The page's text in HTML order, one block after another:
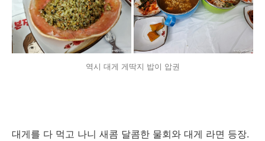
역시 대게 게딱지 밥이 압권
대게를 다 먹고 나니 새콤 달콤한 물회와 대게 라면 등장.